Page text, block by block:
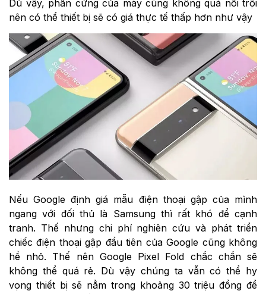
Dù vậy, phần cứng của máy cũng không quá nổi trội
nên có thể thiết bị sẽ có giá thực tế thấp hơn như vậy
Nếu Google định giá mẫu điện thoại gập của mình
ngang với đối thủ là Samsung thì rất khó để cạnh
tranh. Thế nhưng chi phí nghiên cứu và phát triển
chiếc điện thoại gập đầu tiên của Google cũng không
hề nhỏ. Thế nên Google Pixel Fold chắc chắn sẽ
không thể quá rẻ. Dù vậy chúng ta vẫn có thể hy
vọng thiết bị sẽ nẳm trong khoảng 30 triệu đồng để